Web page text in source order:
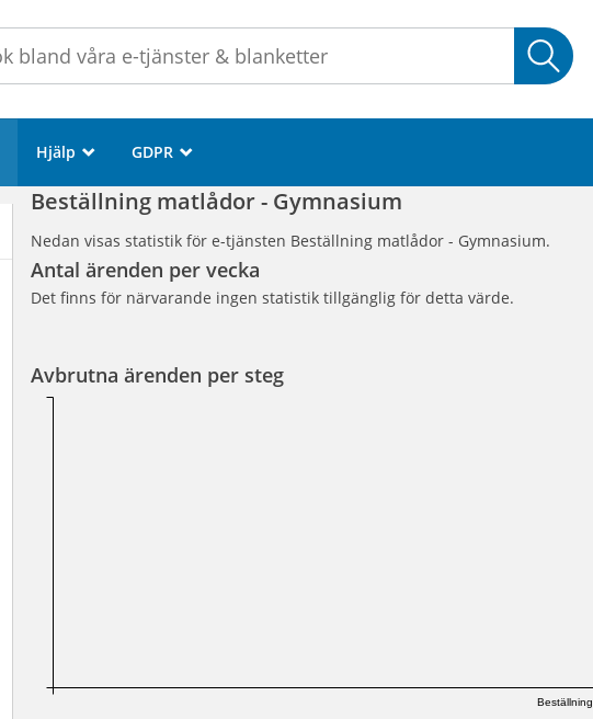
Hjälp _ GDPR _
Beställning matlådor - Gymnasium
Nedan visas statistik för e-tjänsten Beställning matlådor - Gymnasium.
Antal ärenden per vecka
Det finns för närvarande ingen statistik tillgänglig för detta värde.
Avbrutna ärenden per steg
Beställning